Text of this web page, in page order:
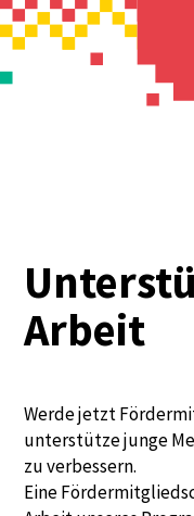
Arbeit
Werde jetzt
unterstütze junge
zu verbessern.
Eine